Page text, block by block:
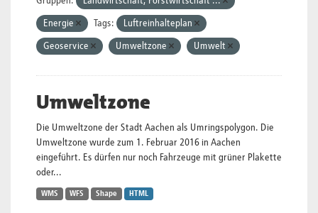
Energie Tags: Luftreinhalteplan
Geoservice Umweltzone Umwelt
Umweltzone
Die Umweltzone der Stadt Aachen als Umringspolygon. Die
Umweltzone wurde zum 1. Februar 2016 in Aachen
eingeführt. Es dürfen nur noch Fahrzeuge mit grüner Plakette
oder...
WMS WFS Shape HTML